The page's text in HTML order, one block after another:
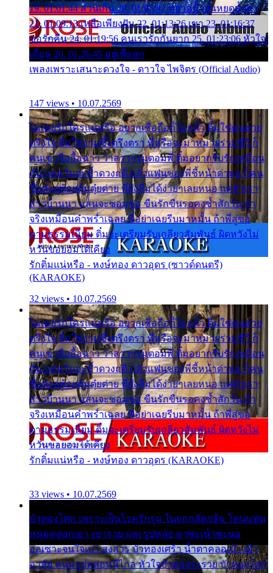
19. 01:01:44 ส่วนเกิน 20. 01:05:42 หยาดน้ำฝนหยดน้ำตา
21. 01:09:13 เหลือเพียงฝัน 22. 01:13:26 เขา 23. 01:16:37
ขอรักคืน 24. 01:19:56 คนเรารักกันยาก 25. 01:23:06 หัวใจ
เถื่อน 26. 01:26:45 อยู่เพื่อลูก
เพลงเพราะเสนาะดวงใจ - ดาวใจ ไพจิตร (Official Audio)
147 views • 10.07.2569
ไม่เคยรักใครแน่หรือ อยากเชื่อถือก็ไม่กล้า ติ๋มใช่คนสวย
ตรึงใจ ติ๋มใช่งามซึ้งตรึงตรา พี่หรือจะมาหมายร่วมชีวี ก็
คนเขาลืออื้อฉาว ว่าสาวๆรุมตอมพี่ ติ๋มอยากรับรักเหมือน
กัน แต่หวั่นจะช้ำดวงฤดี กลัวแฟนของพี่ชี้หน้าด่าทอ ก็คน
ชื่อต๋อยต้อยตุ้มตุ๋ยต่าย พี่ยังลืมได้ง่ายๆเลยหนอ แค่ตัวเรา
สาวบ้านนา แสนจะซอมซ่อ ขืนรักขืนรอคงช้ำสักวัน ถ้า
จริงเหมือนคำพร่ำเฉลย พี่อย่าเฉยรีบมาหมั้น ถ้าพี่สู่ขอ
ตามธรรมเนียม ติ๋มจะเตรียมรับเกลียวสัมพันธ์ ผิดหวังไม่
หวั่นขอยอมได้เคียง
รักติ๋มแน่หรือ - หงษ์ทอง ดาวอุดร (ซาวด์ดนตรี)
(KARAOKE)
32 views • 10.07.2569
ไม่เคยรักใครแน่หรือ อยากเชื่อถือก็ไม่กล้า ติ๋มใช่คนสวย
ตรึงใจ ติ๋มใช่งามซึ้งตรึงตรา พี่หรือจะมาหมายร่วมชีวี ก็
คนเขาลืออื้อฉาว ว่าสาวๆรุมตอมพี่ ติ๋มอยากรับรักเหมือน
กัน แต่หวั่นจะช้ำดวงฤดี กลัวแฟนของพี่ชี้หน้าด่าทอ ก็คน
ชื่อต๋อยต้อยตุ้มตุ๋ยต่าย พี่ยังลืมได้ง่ายๆเลยหนอ แค่ตัวเรา
สาวบ้านนา แสนจะซอมซ่อ ขืนรักขืนรอคงช้ำสักวัน ถ้า
จริงเหมือนคำพร่ำเฉลย พี่อย่าเฉยรีบมาหมั้น ถ้าพี่สู่ขอ
ตามธรรมเนียม ติ๋มจะเตรียมรับเกลียวสัมพันธ์ ผิดหวังไม่
หวั่นขอยอมได้เคียง
รักติ๋มแน่หรือ - หงษ์ทอง ดาวอุดร (KARAOKE)
33 views • 10.07.2569
บัวทองโศก เพราะเป็นโรครักรุม ในอกกลัดกลุ้ม โดนแฟน
หนุ่มหลอกเอา เขารวย และรูปหล่อ มาพะเน้าพะนอ
ออเซาะจนใจเบา สงสาร บัวทองเศร้า น้ำตาคลอเบ้า เฝ้า
อาลัย หนุ่มรูปหล่อหนีไกล หัวใจบัวทองระรวย บัวทองโศก